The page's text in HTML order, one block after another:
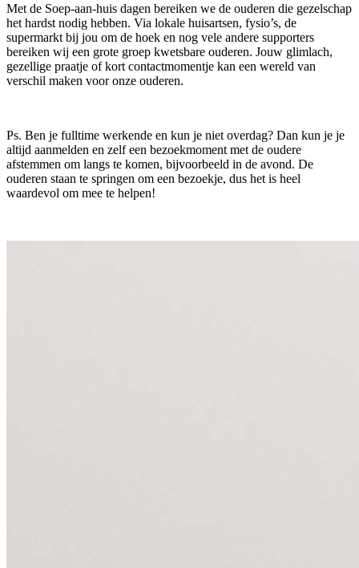
Met de Soep-aan-huis dagen bereiken we de ouderen die gezelschap
het hardst nodig hebben. Via lokale huisartsen, fysio’s, de
supermarkt bij jou om de hoek en nog vele andere supporters
bereiken wij een grote groep kwetsbare ouderen. Jouw glimlach,
gezellige praatje of kort contactmomentje kan een wereld van
verschil maken voor onze ouderen.
Ps. Ben je fulltime werkende en kun je niet overdag? Dan kun je je
altijd aanmelden en zelf een bezoekmoment met de oudere
afstemmen om langs te komen, bijvoorbeeld in de avond. De
ouderen staan te springen om een bezoekje, dus het is heel
waardevol om mee te helpen!